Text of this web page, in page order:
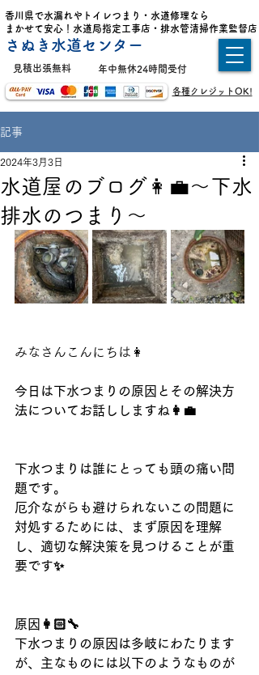
香川県で水漏れやトイレつまり・水道修理なら
まかせて安心！水道局指定工事店・排水管清掃作業監督店
さぬき水道センター
​見積出張無料 年中無休24時間受付
各種クレジットOK!
記事
水道屋のブログ👩‍💼〜下水
排水のつまり〜
2024年3月3日
みなさんこんにちは👩
今日は下水つまりの原因とその解決方
法についてお話ししますね👩‍💼
下水つまりは誰にとっても頭の痛い問
題です。
厄介ながらも避けられないこの問題に
対処するためには、まず原因を理解
し、適切な解決策を見つけることが重
要です✨
原因👩🏻‍🔧
下水つまりの原因は多岐にわたります
が、主なものには以下のようなものが